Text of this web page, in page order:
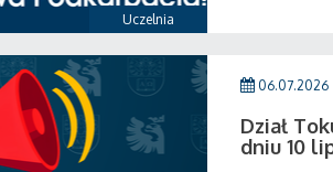
Uczelnia
06.07.2026
Dział
dniu 10